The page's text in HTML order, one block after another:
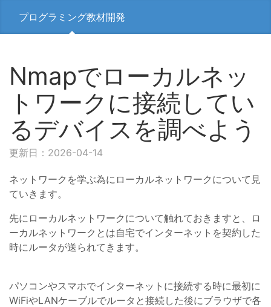
プログラミング教材開発
Nmapでローカルネッ
トワークに接続してい
るデバイスを調べよう
更新日：2026-04-14
ネットワークを学ぶ為にローカルネットワークについて見
ていきます。
先にローカルネットワークについて触れておきますと、ロ
ーカルネットワークとは自宅でインターネットを契約した
時にルータが送られてきます。
パソコンやスマホでインターネットに接続する時に最初に
WiFiやLANケーブルでルータと接続した後にブラウザで各